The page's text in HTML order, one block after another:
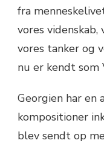
fra
vores videnskab,
vores tanker og
nu er kendt som
Georgien har en
kompositioner
blev sendt op